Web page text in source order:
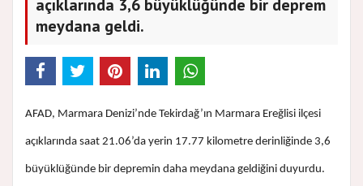
açıklarında 3,6 büyüklüğünde bir deprem
meydana geldi.
AFAD, Marmara Denizi’nde Tekirdağ’ın Marmara Ereğlisi ilçesi
açıklarında saat 21.06’da yerin 17.77 kilometre derinliğinde 3,6
büyüklüğünde bir depremin daha meydana geldiğini duyurdu.